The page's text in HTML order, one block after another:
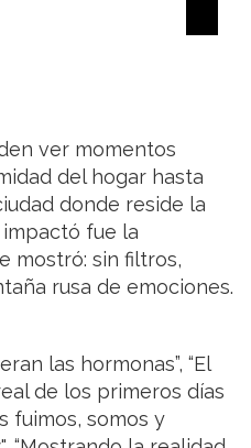
ver momentos
del hogar hasta
donde reside la
fue la
mostró: sin filtros,
rusa de emociones.
las hormonas”, “El
de los primeros días
fuimos, somos y